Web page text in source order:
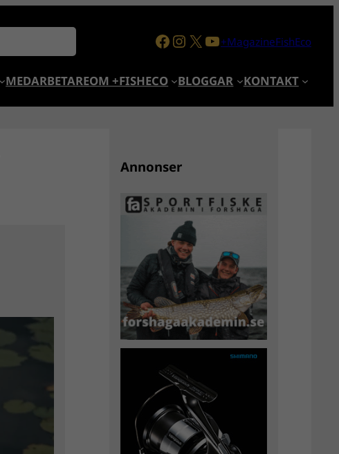
Facebook
Instagram
X YouTube
+MagazineFishEco
MEDARBETAREOM +FISHECO BLOGGAR KONTAKT
Annonser